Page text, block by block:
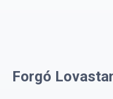
Forgó